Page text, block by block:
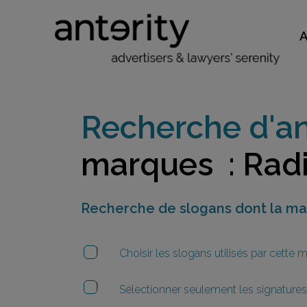
Recherche
marques :
Recherche de slogans dont la
Choisir les slogans utilisés par cette
Sélectionner seulement les